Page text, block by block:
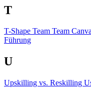
T
T-Shape Team Team
Führung
U
Upskilling vs. Reskilling